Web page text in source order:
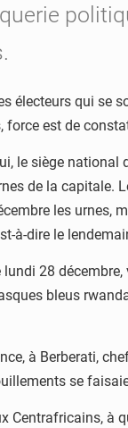
électeurs qui se
force est de
le siège national
de la capitale.
les urnes,
à-dire le
lundi 28
bleus
à Berberati,
se
Centrafricains, à